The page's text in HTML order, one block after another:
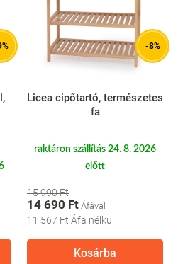
-8%
Licea cipőtartó, természetes
fa
raktáron szállítás 24. 8. 2026
előtt
15 990 Ft
14 690 Ft
11 567 Ft Áfa nélkül
Kosárba